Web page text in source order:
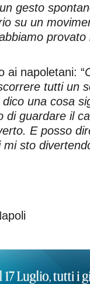
gesto
su un
provato
ai napoletani: “
tutti un
una cosa
di guardare il
E posso
mi sto